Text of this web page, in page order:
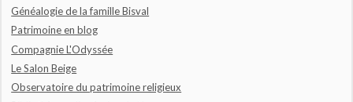
Généalogie de la famille Bisval
Patrimoine en blog
Compagnie L'Odyssée
Le Salon Beige
Observatoire du patrimoine religieux